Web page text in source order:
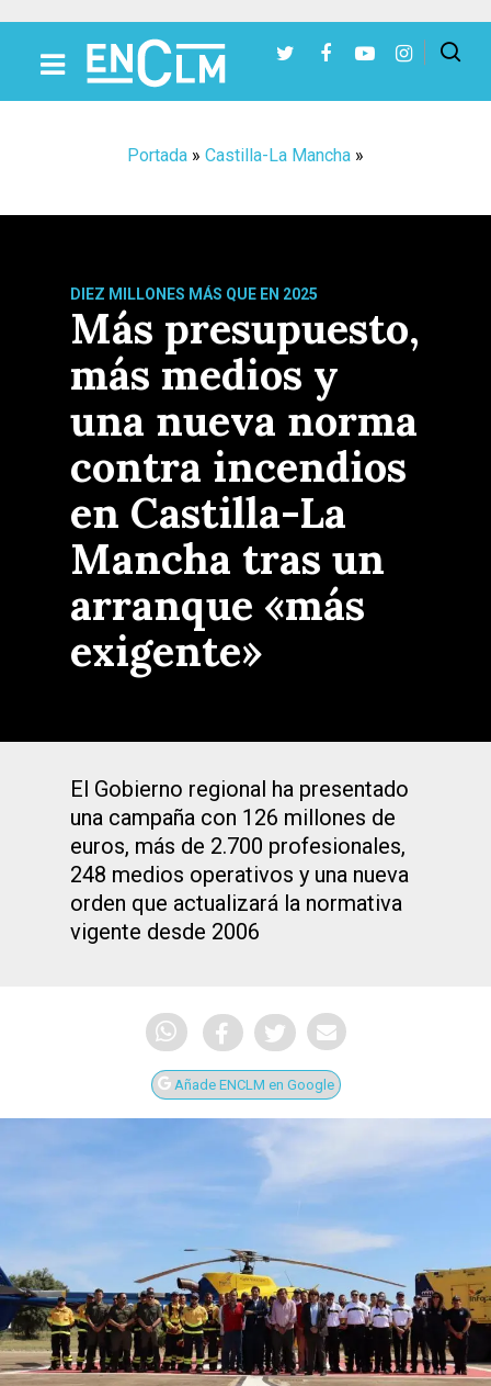
Portada » Castilla-La Mancha »
DIEZ MILLONES MÁS QUE EN 2025
Más presupuesto,
más medios y
una nueva norma
contra incendios
en Castilla-La
Mancha tras un
arranque «más
exigente»
El Gobierno regional ha presentado
una campaña con 126 millones de
euros, más de 2.700 profesionales,
248 medios operativos y una nueva
orden que actualizará la normativa
vigente desde 2006
Añade ENCLM en Google